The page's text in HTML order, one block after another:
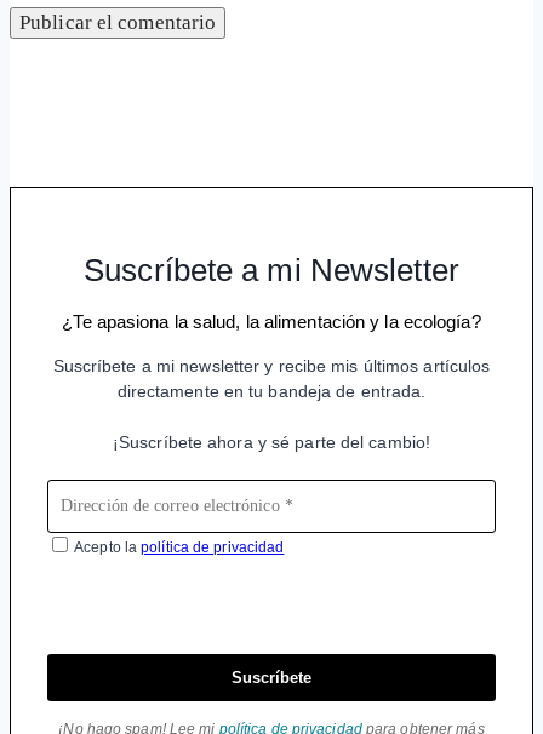
Suscríbete a mi Newsletter
¿Te apasiona la salud, la alimentación y la ecología?
Suscríbete a mi newsletter y recibe mis últimos artículos
directamente en tu bandeja de entrada.
¡Suscríbete ahora y sé parte del cambio!
Acepto lapolítica de privacidad
Suscríbete
¡No hago spam! Lee mi política de privacidadpara obtener más